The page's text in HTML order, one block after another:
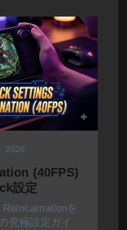
2026
(40FPS)
設定
を
究極設定ガイ